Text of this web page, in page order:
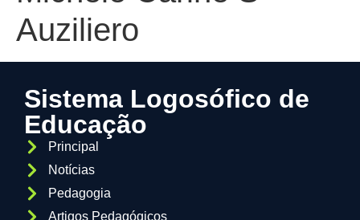
Auziliero
Sistema Logosófico de
Educação
Principal
Notícias
Pedagogia
Artigos Pedagógicos